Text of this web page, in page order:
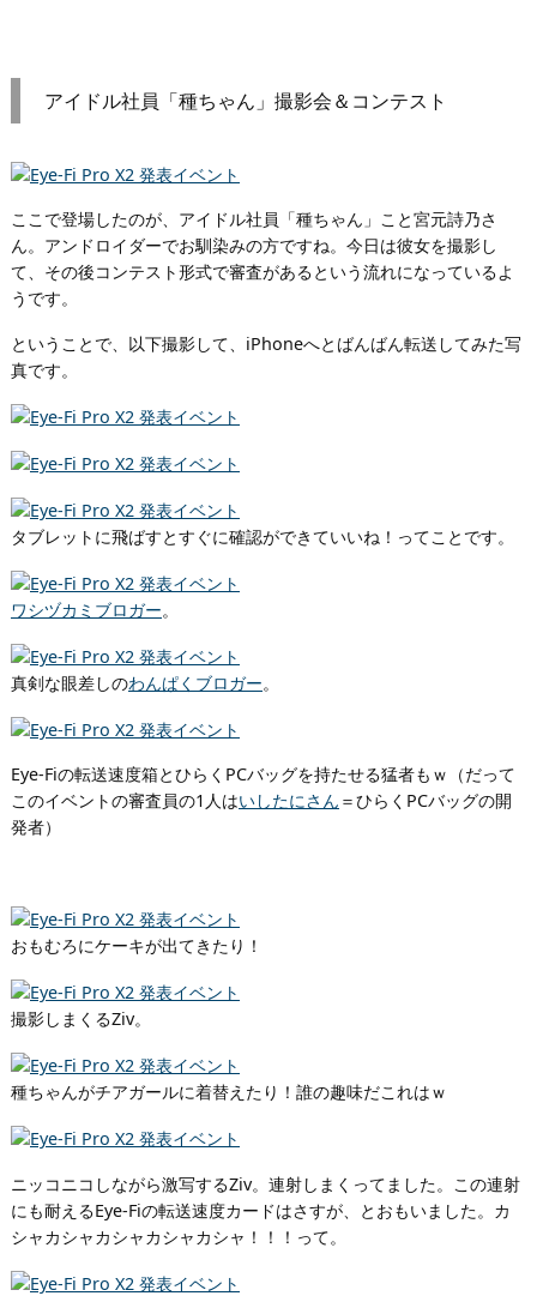
アイドル社員「種ちゃん」撮影会＆コンテスト
ここで登場したのが、アイドル社員「種ちゃん」こと宮元詩乃さ
ん。アンドロイダーでお馴染みの方ですね。今日は彼女を撮影し
て、その後コンテスト形式で審査があるという流れになっているよ
うです。
ということで、以下撮影して、iPhoneへとばんばん転送してみた写
真です。
タブレットに飛ばすとすぐに確認ができていいね！ってことです。
ワシヅカミブロガー。
真剣な眼差しのわんぱくブロガー。
Eye-Fiの転送速度箱とひらくPCバッグを持たせる猛者もｗ（だって
このイベントの審査員の1人はいしたにさん ＝ひらくPCバッグの開
発者）
おもむろにケーキが出てきたり！
撮影しまくるZiv。
種ちゃんがチアガールに着替えたり！誰の趣味だこれはｗ
ニッコニコしながら激写するZiv。連射しまくってました。この連射
にも耐えるEye-Fiの転送速度カードはさすが、とおもいました。カ
シャカシャカシャカシャカシャ！！！って。